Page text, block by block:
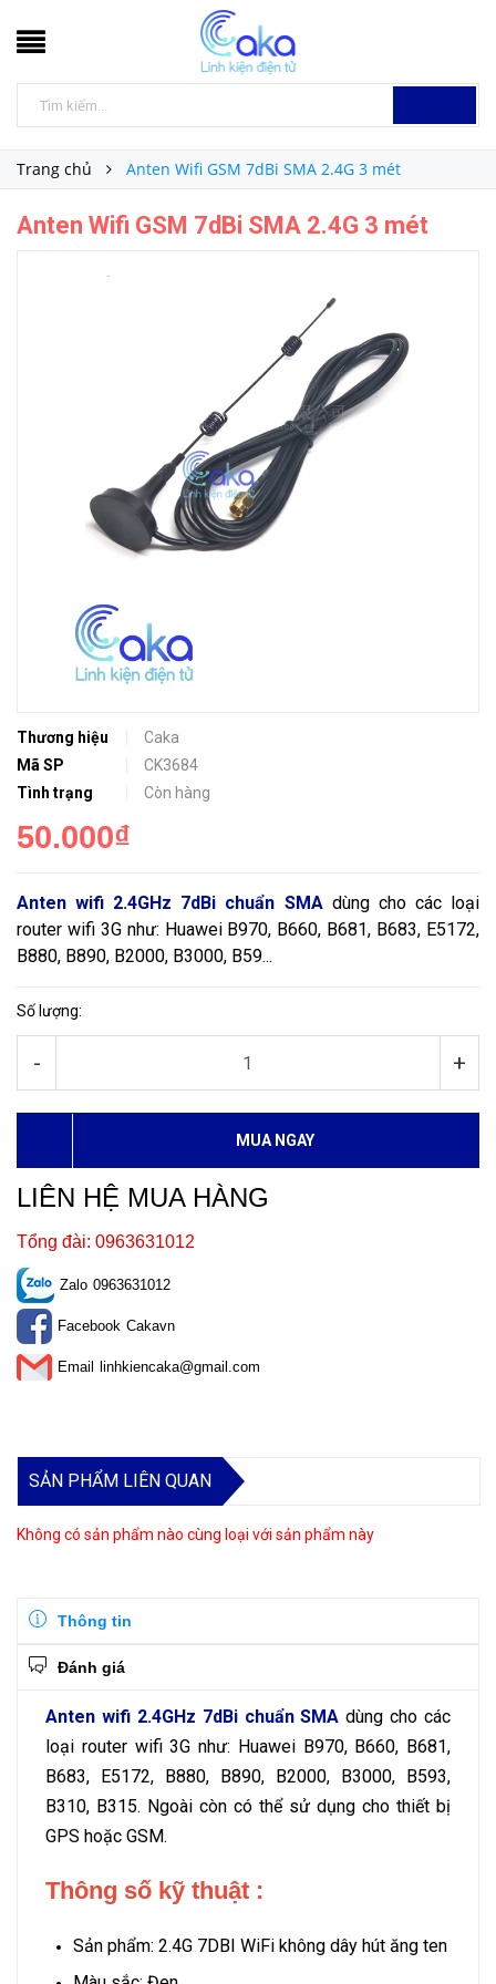
Trang chủ Anten Wifi GSM 7dBi SMA 2.4G 3 mét
Anten Wifi GSM 7dBi SMA 2.4G 3 mét
Thương hiệu
Caka
Mã SP
CK3684
Tình trạng
Còn hàng
50.000₫
Anten wifi 2.4GHz 7dBi chuẩn SMAdùng cho các loại
router wifi 3G như: Huawei B970, B660, B681, B683, E5172,
B880, B890, B2000, B3000, B59...
Số lượng:
- +
MUA NGAY
LIÊN HỆ MUA HÀNG
Tổng đài: 0963631012
Zalo 0963631012
Facebook Cakavn
Email linhkiencaka@gmail.com
SẢN PHẨM LIÊN QUAN
Không có sản phẩm nào cùng loại với sản phẩm này
Thông tin
Đánh giá
Anten wifi 2.4GHz 7dBi chuẩn SMA dùng cho các
loại router wifi 3G như: Huawei B970, B660, B681,
B683, E5172, B880, B890, B2000, B3000, B593,
B310, B315. Ngoài còn có thể sử dụng cho thiết bị
GPS hoặc GSM.
Thông số kỹ thuật :
Sản phẩm: 2.4G 7DBI WiFi không dây hút ăng ten